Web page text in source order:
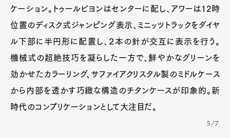
ケーション。トゥールビヨンはセンターに配し、アワーは12時
位置のディスク式ジャンピング表示、ミニッツトラックをダイヤ
ル下部に半円形に配置し、２本の針が交互に表示を行う。
機械式の超絶技巧を凝らした一方で、鮮やかなグリーンを
効かせたカラーリング、サファイアクリスタル製のミドルケース
から内部を透かす巧緻な構造のチタンケースが印象的。新
時代のコンプリケーションとして大注目だ。
5/7